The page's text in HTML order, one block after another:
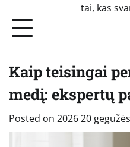
tai, kas
Kaip teisingai
medį: ekspertų
Posted on 2026 20 gegužės